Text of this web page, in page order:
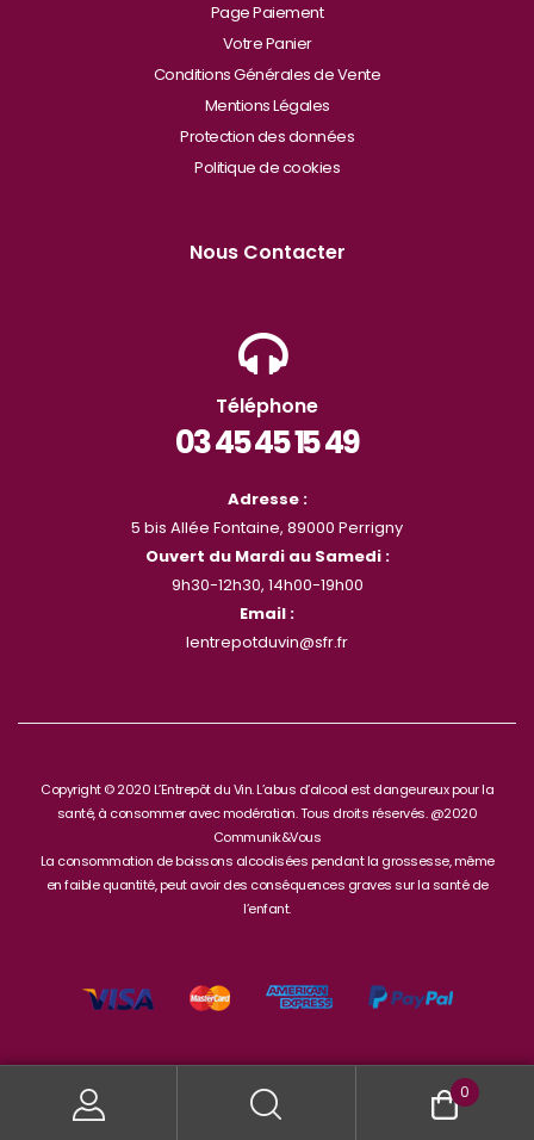
Page Paiement
Votre Panier
Conditions Générales de Vente
Mentions Légales
Protection des données
Politique de cookies
Nous Contacter
Téléphone
03 45 45 15 49
Adresse :
5 bis Allée Fontaine, 89000 Perrigny
Ouvert du Mardi au Samedi :
9h30-12h30, 14h00-19h00
Email :
lentrepotduvin@sfr.fr
Copyright © 2020 L’Entrepôt du Vin. L’abus d’alcool est dangeureux pour la
santé, à consommer avec modération. Tous droits réservés. @2020
Communik&Vous
La consommation de boissons alcoolisées pendant la grossesse, même
en faible quantité, peut avoir des conséquences graves sur la santé de
l’enfant.
0